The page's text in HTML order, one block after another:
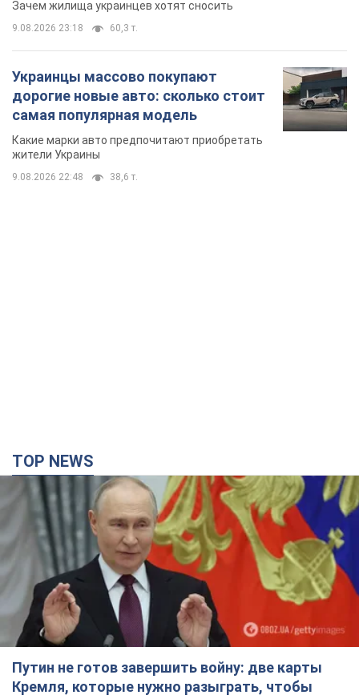
Зачем жилища украинцев хотят сносить
9.08.2026 23:18 60,3 т.
Украинцы массово покупают
дорогие новые авто: сколько стоит
самая популярная модель
Какие марки авто предпочитают приобретать
жители Украины
9.08.2026 22:48 38,6 т.
TOP NEWS
Путин не готов завершить войну: две карты
Кремля, которые нужно разыграть, чтобы